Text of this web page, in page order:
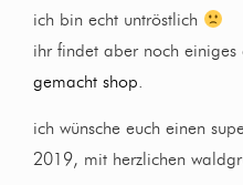
ich bin echt untröstlich
ihr findet aber noch einiges
gemacht shop.
ich wünsche euch einen
2019, mit herzlichen